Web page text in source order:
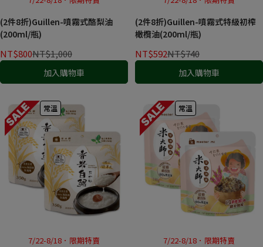
(2件8折)Guillen-噴霧式酪梨油
(200ml/瓶)
NT$800NT$1,000
加入購物車
(2件8折)Guillen-噴霧式特級初榨
橄欖油(200ml/瓶)
NT$592NT$740
加入購物車
常溫
7/22-8/18．限期特賣
常溫
7/22-8/18．限期特賣